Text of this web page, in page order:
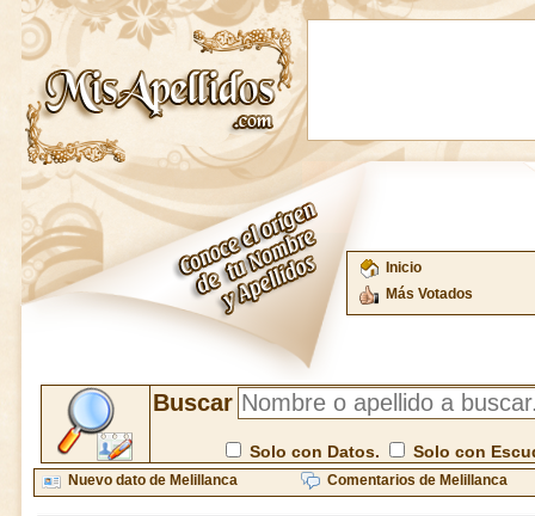
Inicio
Más Votados
Buscar
Solo con Datos. Solo con
Nuevo dato de Melillanca Comentarios de Melillanca